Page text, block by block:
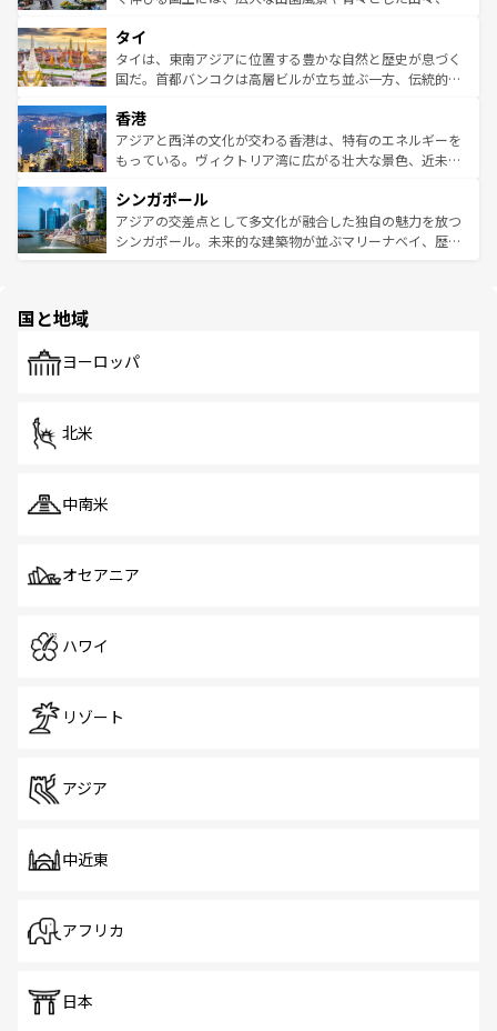
リティに包まれながら、韓国の多彩な魅力を心ゆくまで味
わってみてほしい。 なお、新着の韓国情報はコンテンツ一
覧を参照してほしい。
急速な発展と共に伝統が息づく。ハノイの古い町並みやホ
ーチミン市のフランス統治時代の建物も、独特の雰囲気を
醸し出している。また、バラエティの豊かさとおいしさで
とつ。フォーやバインミー、ベトナムコーヒーなどは、ぜ
ひ現地で味わいたい。どの地域を訪れてもあたたかい人々
が旅行者を迎えてくれるので、きっと忘れられない旅にな
参照してほしい。
タイ
タイは、東南アジアに位置する豊かな自然と歴史が息づく
国だ。首都バンコクは高層ビルが立ち並ぶ一方、伝統的な
の活気が交差している。北部ではチェンマイなどの山岳地
帯で自然と触れ合い、南部ではプーケットやクラビの美し
いビーチでリゾート気分を楽しむことができる。タイ料理
激する。気候は一年中温暖で、どの季節にも異なる楽しみ
が待っている。親しみやすいタイの人々、仏教を中心とし
た文化、そして多様な観光資源が、訪れる旅人を魅了し続
香港
アジアと西洋の文化が交わる香港は、特有のエネルギーを
もっている。ヴィクトリア湾に広がる壮大な景色、近未来
み、どこを訪れても感動するはず。観光スポットが密集し
ており、効率よく見どころを回れるのも魅力。息をのむよ
うな絶景から文化的な体験まで、香港を存分に楽しみ尽く
シンガポール
アジアの交差点として多文化が融合した独自の魅力を放つ
シンガポール。未来的な建築物が並ぶマリーナベイ、歴史
で、ホーカーズは地元の風情を楽しめる外せないスポット
国と地域
ヨーロッパ
北米
中南米
オセアニア
ハワイ
リゾート
アジア
中近東
アフリカ
日本